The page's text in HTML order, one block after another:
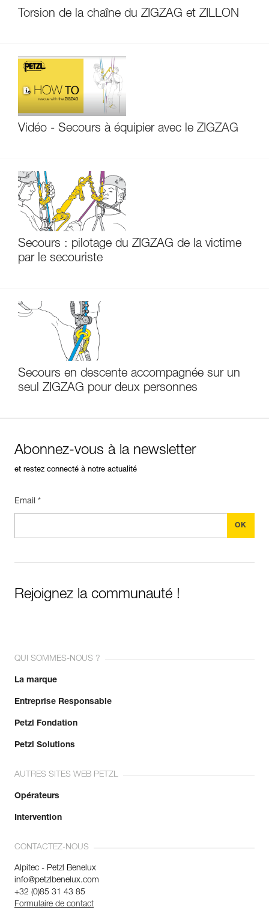
Torsion de la chaîne du ZIGZAG et ZILLON
Vidéo - Secours à équipier avec le ZIGZAG
Secours : pilotage du ZIGZAG de la victime
par le secouriste
Secours en descente accompagnée sur un
seul ZIGZAG pour deux personnes
Abonnez-vous à la newsletter
et restez connecté à notre actualité
Email *
Rejoignez la communauté !
QUI SOMMES-NOUS ?
La marque
Entreprise Responsable
Petzl Fondation
Petzl Solutions
AUTRES SITES WEB PETZL
Opérateurs
Intervention
CONTACTEZ-NOUS
Alpitec - Petzl Benelux
info@petzlbenelux.com
+32 (0)85 31 43 85
Formulaire de contact